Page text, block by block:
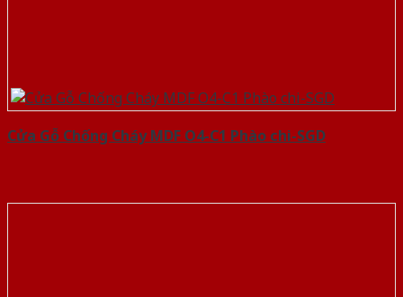
Cửa Gỗ Chống Cháy MDF O4-C1 Phào chi-SGD